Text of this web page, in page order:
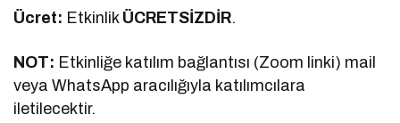
Ücret: Etkinlik ÜCRETSİZDİR.
NOT: Etkinliğe katılım bağlantısı (Zoom linki) mail
veya WhatsApp aracılığıyla katılımcılara
iletilecektir.